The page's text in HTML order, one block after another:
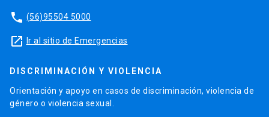
phone (56)95504 5000
launch Ir al sitio de Emergencias
DISCRIMINACIÓN Y VIOLENCIA
Orientación y apoyo en casos de discriminación, violencia de
género o violencia sexual.